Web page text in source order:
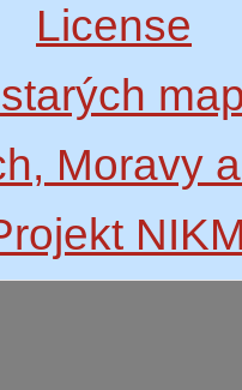
License
Moravy